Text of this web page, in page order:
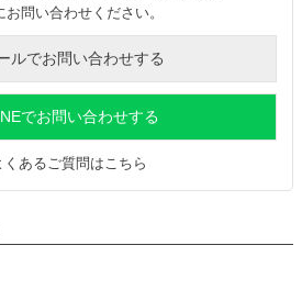
お問い合わせください。
ルでお問い合わせする
でお問い合わせする
くあるご質問はこちら